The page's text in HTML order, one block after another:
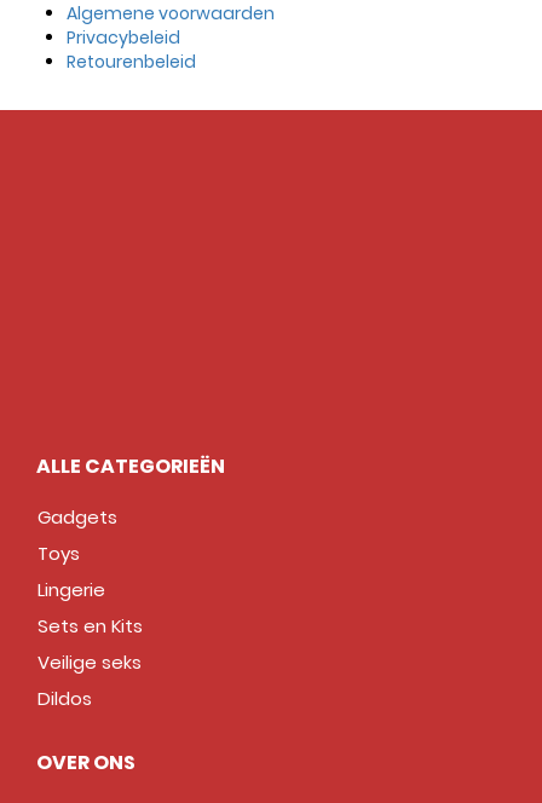
Algemene voorwaarden
Privacybeleid
Retourenbeleid
ALLE CATEGORIEËN
Gadgets
Toys
Lingerie
Sets en Kits
Veilige seks
Dildos
OVER ONS